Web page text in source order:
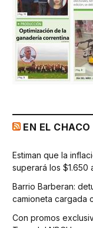
EN EL CHACO
Estiman que la
superará los $1.650
Barrio Barberan:
camioneta cargada
Con promos